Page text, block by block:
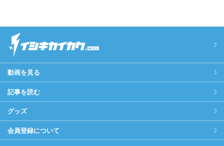
動画を見る
記事を読む
グッズ
会員登録について